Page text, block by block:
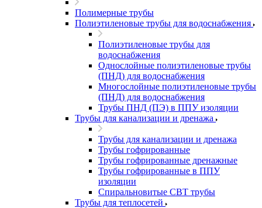
Полимерные трубы
Полиэтиленовые трубы для водоснабжения
Полиэтиленовые трубы для
водоснабжения
Однослойные полиэтиленовые трубы
(ПНД) для водоснабжения
Многослойные полиэтиленовые трубы
(ПНД) для водоснабжения
Трубы ПНД (ПЭ) в ППУ изоляции
Трубы для канализации и дренажа
Трубы для канализации и дренажа
Трубы гофрированные
Трубы гофрированные дренажные
Трубы гофрированные в ППУ
изоляции
Спиральновитые СВТ трубы
Трубы для теплосетей